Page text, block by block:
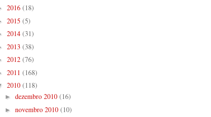
2016 (18)
2015 (5)
2014 (31)
2013 (38)
2012 (76)
2011 (168)
2010 (118)
► dezembro 2010 (16)
► novembro 2010 (10)